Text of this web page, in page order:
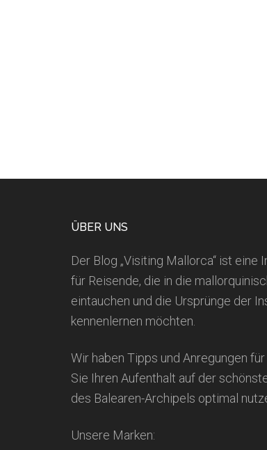
ÜBER UNS
Der Blog „Visiting Mallorca“ ist eine
für Reisende, die in die
eintauchen und die Ursprünge der
kennenlernen möchten.
Wir haben Tipps und Anregungen
Sie Ihren Aufenthalt auf der
des Balearen-Archipels optimal
Unsere Marken: